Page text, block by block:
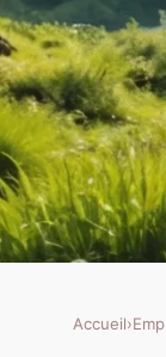
Accueil›